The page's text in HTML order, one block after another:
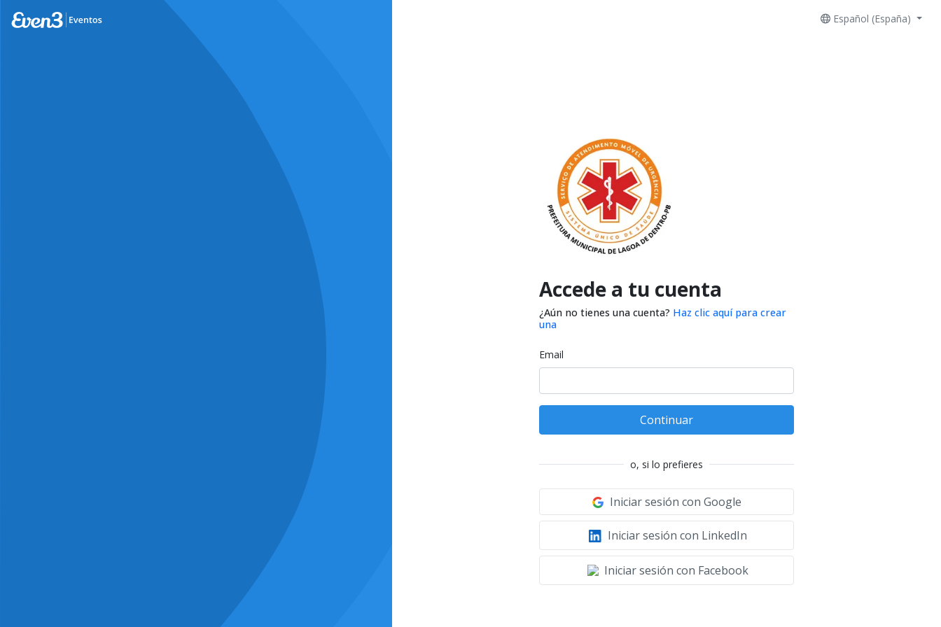
Español (España)
Accede a tu cuenta
¿Aún no tienes una cuenta? Haz clic aquí para crear
una
Email
Continuar
o, si lo prefieres
Iniciar sesión con Google
Iniciar sesión con LinkedIn
Iniciar sesión con Facebook